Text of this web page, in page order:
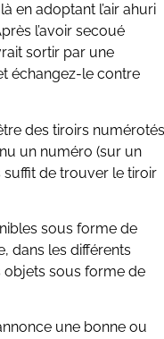
en adoptant l’air ahuri
l’avoir secoué
sortir par une
échangez-le contre
des tiroirs numérotés
un numéro (sur un
suffit de trouver le tiroir
sous forme de
dans les différents
objets sous forme de
une bonne ou